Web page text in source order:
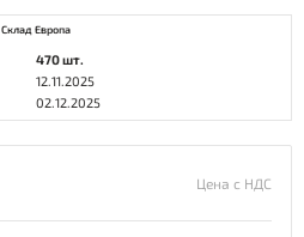
Склад Европа
470 шт.
12.11.2025
02.12.2025
Цена с НДС